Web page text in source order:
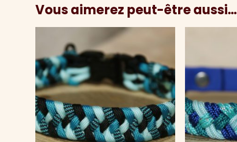
Vous aimerez peut-être aussi…